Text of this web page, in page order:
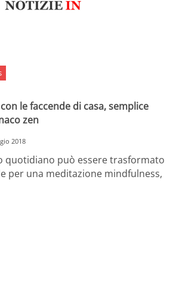
le faccende di casa, semplice
zen
2018
quotidiano può essere trasformato
per una meditazione mindfulness,